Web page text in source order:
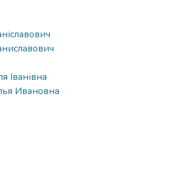
Іванівна
Ивановна